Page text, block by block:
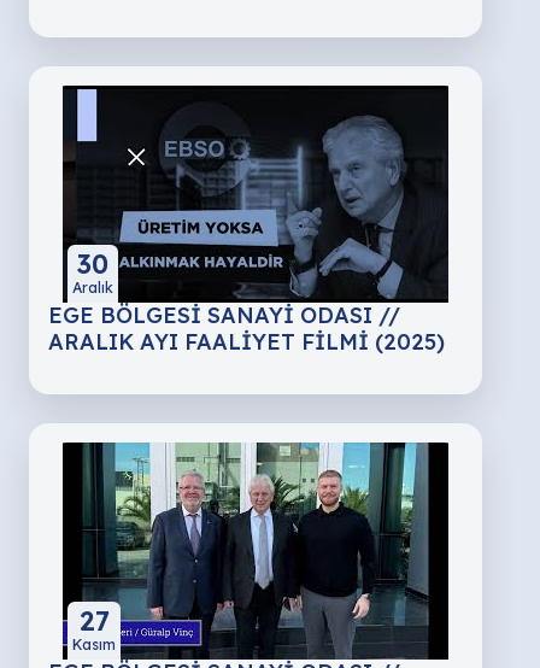
30
Aralık
EGE BÖLGESİ SANAYİ ODASI //
ARALIK AYI FAALİYET FİLMİ (2025)
27
Kasım